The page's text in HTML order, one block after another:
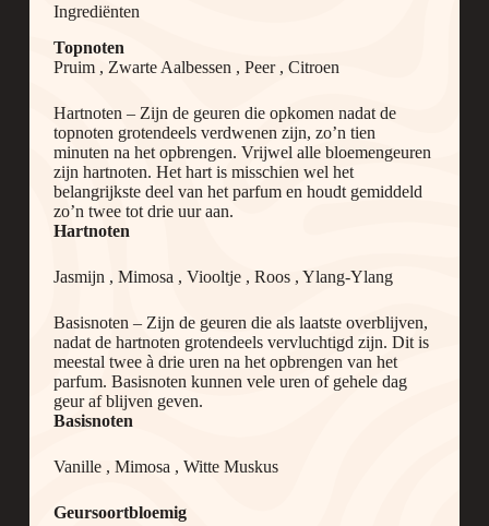
Ingrediënten
Topnoten
Pruim , Zwarte Aalbessen , Peer , Citroen
Hartnoten – Zijn de geuren die opkomen nadat de
topnoten grotendeels verdwenen zijn, zo’n tien
minuten na het opbrengen. Vrijwel alle bloemengeuren
zijn hartnoten. Het hart is misschien wel het
belangrijkste deel van het parfum en houdt gemiddeld
zo’n twee tot drie uur aan.
Hartnoten
Jasmijn , Mimosa , Viooltje , Roos , Ylang-Ylang
Basisnoten – Zijn de geuren die als laatste overblijven,
nadat de hartnoten grotendeels vervluchtigd zijn. Dit is
meestal twee à drie uren na het opbrengen van het
parfum. Basisnoten kunnen vele uren of gehele dag
geur af blijven geven.
Basisnoten
Vanille , Mimosa , Witte Muskus
Geursoortbloemig